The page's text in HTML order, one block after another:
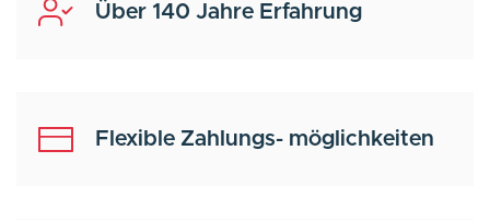
Über 140 Jahre Erfahrung
Flexible Zahlungs- möglichkeiten